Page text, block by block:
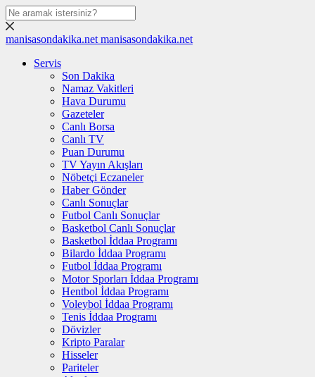
manisasondakika.net manisasondakika.net
Servis
Son Dakika
Namaz Vakitleri
Hava Durumu
Gazeteler
Canlı Borsa
Canlı TV
Puan Durumu
TV Yayın Akışları
Nöbetçi Eczaneler
Haber Gönder
Canlı Sonuçlar
Futbol Canlı Sonuçlar
Basketbol Canlı Sonuçlar
Basketbol İddaa Programı
Bilardo İddaa Programı
Futbol İddaa Programı
Motor Sporları İddaa Programı
Hentbol İddaa Programı
Voleybol İddaa Programı
Tenis İddaa Programı
Dövizler
Kripto Paralar
Hisseler
Pariteler